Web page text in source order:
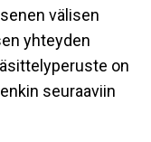
välisen
yhteyden
on
seuraaviin